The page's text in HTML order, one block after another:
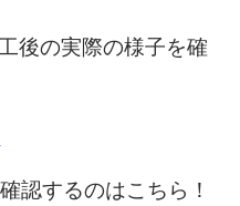
後の実際の様子を確
認するのはこちら！